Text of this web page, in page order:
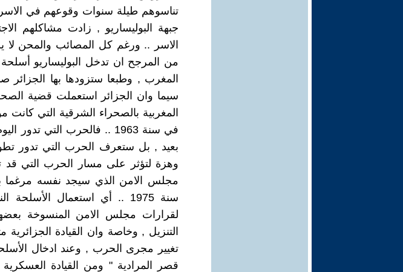
تناسوهم طيلة سنوات وقوعهم في
جبهة البوليساريو , زادت مشاكلهم
الاسر .. ورغم كل المصائب والمحن لا
من المرجح ان تدخل البوليساريو
المغرب , وطبعا ستزودها بها الجزائر
سيما وان الجزائر استعملت قضية
المغربية بالصحراء الشرقية التي
في سنة 1963 .. فالحرب
بعيد , بل ستعرف الحرب التي تدور
وهزة لتؤثر على مسار الحرب التي
مجلس الامن الذي سيجد نفسه مرغما
سنة 1975 .. أي استعمال
لقرارات مجلس الامن المنسوخة
التنزيل , وخاصة وان القيادة
تغيير مجرى الحرب , وعند ادخال
قصر المرادية " ومن القيادة